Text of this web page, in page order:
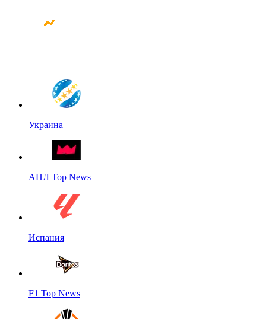
Украина
АПЛ Top News
Испания
F1 Top News